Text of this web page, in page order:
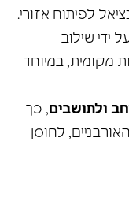
לפיתוח אזורי.
ידי שילוב
מקומית, במיוחד
ולתושבים, כך
לחוסן